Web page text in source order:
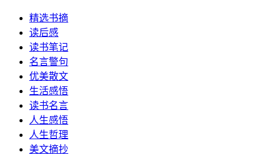
精选书摘
读后感
读书笔记
名言警句
优美散文
生活感悟
读书名言
人生感悟
人生哲理
美文摘抄